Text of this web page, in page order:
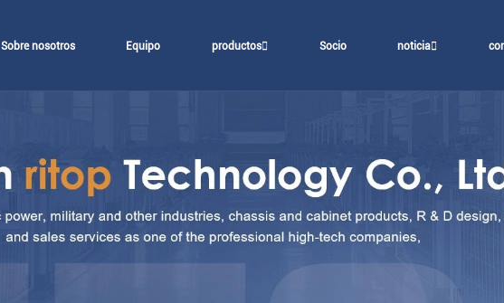
Sobre nosotros Equipo productos Socio noticia